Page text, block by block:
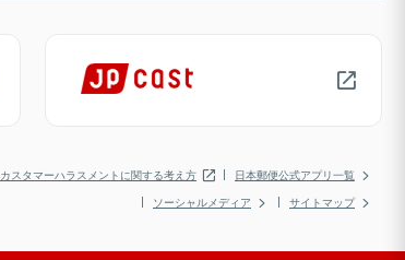
カスタマーハラスメントに関する考え方
日本郵便公式アプリ一覧
ソーシャルメディア
サイトマップ